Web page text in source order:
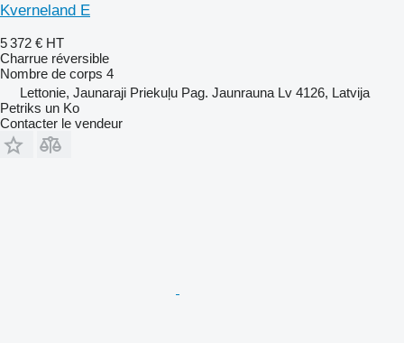
Kverneland E
5 372 € HT
Charrue réversible
Nombre de corps 4
Lettonie, Jaunaraji Priekuļu Pag. Jaunrauna Lv 4126, Latvija
Petriks un Ko
Contacter le vendeur